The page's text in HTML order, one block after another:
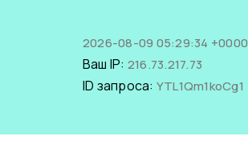
2026-08-09 05:29:34 +0000
Ваш IP: 216.73.217.73
ID запроса: YTL1Qm1koCg1